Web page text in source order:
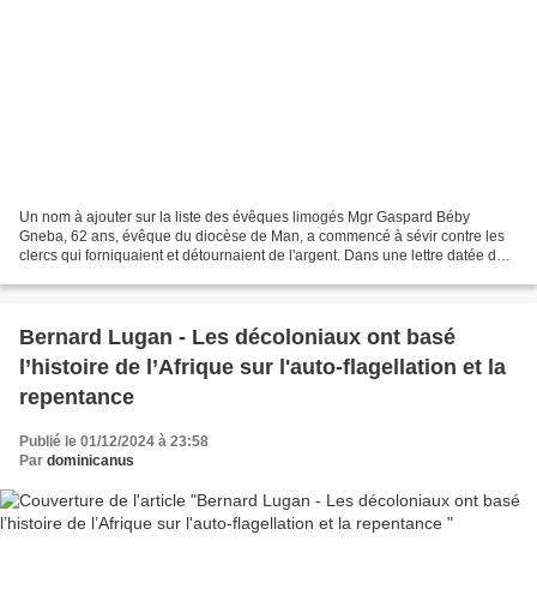
Un nom à ajouter sur la liste des évêques limogés Mgr Gaspard Béby
Gneba, 62 ans, évêque du diocèse de Man, a commencé à sévir contre les
clercs qui forniquaient et détournaient de l'argent. Dans une lettre datée du 4
Bernard Lugan - Les décoloniaux ont basé
l’histoire de l’Afrique sur l'auto-flagellation et la
repentance
Publié le 01/12/2024 à 23:58
Par dominicanus